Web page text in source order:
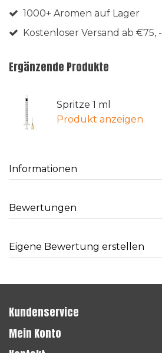
1000+ Aromen auf Lager
Kostenloser Versand ab €75, -
Ergänzende Produkte
Spritze 1 ml
Produkt anzeigen
Informationen
Bewertungen
Eigene Bewertung erstellen
Kundenservice
Mein Konto